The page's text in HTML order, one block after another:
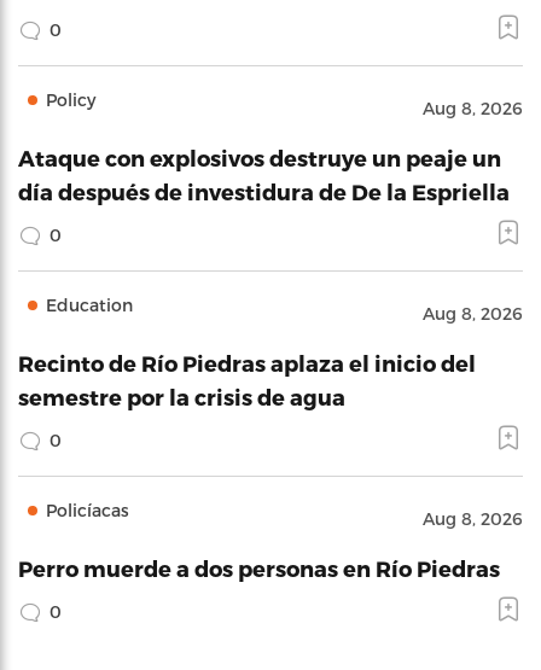
0
Policy Aug 8, 2026
Ataque con explosivos destruye un peaje un
día después de investidura de De la Espriella
0
Education Aug 8, 2026
Recinto de Río Piedras aplaza el inicio del
semestre por la crisis de agua
0
Policíacas Aug 8, 2026
Perro muerde a dos personas en Río Piedras
0